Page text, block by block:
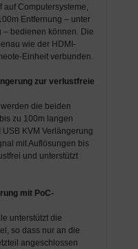
Computersysteme,
Entfernung – unter
bedienen können. Die
wie der HDMI-
Einheit verbunden.
zur verlustfreie
die beiden
zu 100m langen
KVM Verlängerung
mit Auflösungen bis
und unterstützt
mit PoC-
unterstützt die
so dass nur an die
angeschlossen